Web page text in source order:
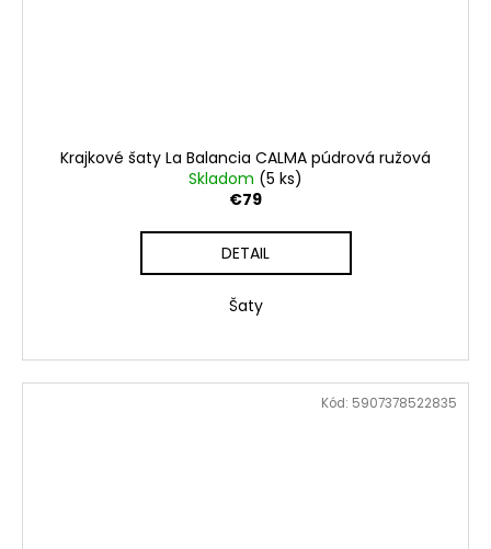
Krajkové šaty La Balancia CALMA púdrová ružová
Skladom (5 ks)
€79
DETAIL
Šaty
Kód: 5907378522835